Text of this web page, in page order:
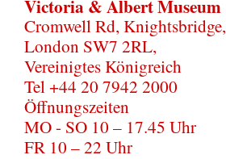
Victoria & Albert Museum
Cromwell Rd, Knightsbridge,
London SW7 2RL,
Vereinigtes Königreich
Tel +44 20 7942 2000
Öffnungszeiten
MO - SO 10 – 17.45 Uhr
FR 10 – 22 Uhr